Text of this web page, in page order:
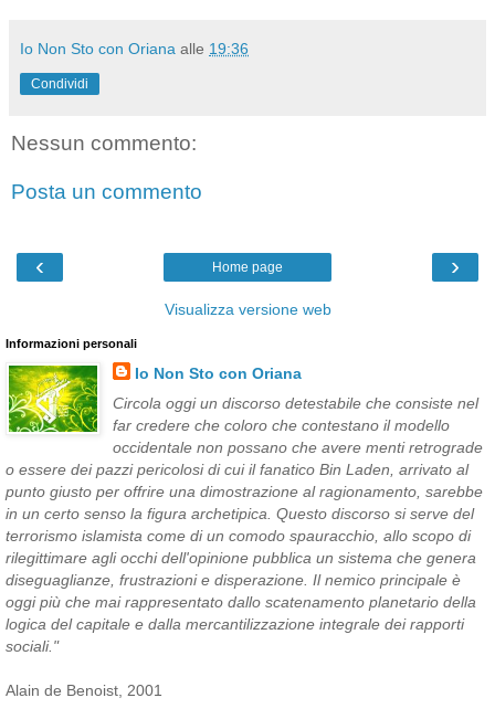
Io Non Sto con Oriana alle 19:36
Condividi
Nessun commento:
Posta un commento
‹ ›
Home page
Visualizza versione web
Informazioni personali
Io Non Sto con Oriana
Circola oggi un discorso detestabile che consiste nel
far credere che coloro che contestano il modello
occidentale non possano che avere menti retrograde
o essere dei pazzi pericolosi di cui il fanatico Bin Laden, arrivato al
punto giusto per offrire una dimostrazione al ragionamento, sarebbe
in un certo senso la figura archetipica. Questo discorso si serve del
terrorismo islamista come di un comodo spauracchio, allo scopo di
rilegittimare agli occhi dell'opinione pubblica un sistema che genera
diseguaglianze, frustrazioni e disperazione. Il nemico principale è
oggi più che mai rappresentato dallo scatenamento planetario della
logica del capitale e dalla mercantilizzazione integrale dei rapporti
sociali."
Alain de Benoist, 2001